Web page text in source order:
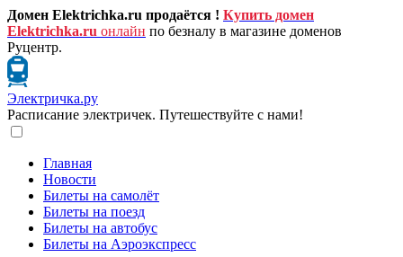
Домен Elektrichka.ru продаётся ! Купить домен
Elektrichka.ru онлайн по безналу в магазине доменов
Руцентр.
Электричка.ру
Расписание электричек. Путешествуйте с нами!
Главная
Новости
Билеты на самолёт
Билеты на поезд
Билеты на автобус
Билеты на Аэроэкспресс